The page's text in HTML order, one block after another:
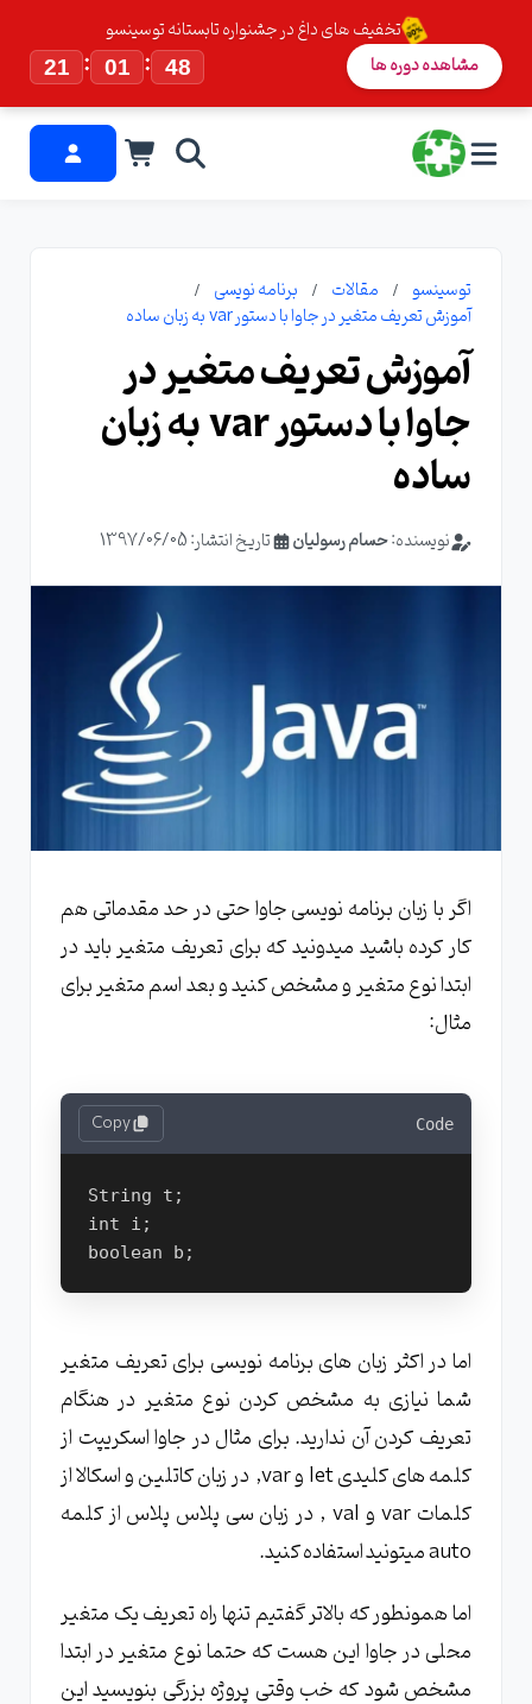
تخفیف های داغ در جشنواره تابستانه توسینسو
21
: 01 : 47 مشاهده دوره ها
توسینسو مقالات
برنامه نویسی
آموزش تعریف متغیر در جاوا با دستور var به زبان ساده
آموزش تعریف متغیر در
جاوا با دستور var به زبان
ساده
نویسنده:حسام رسولیان تاریخ انتشار: 1397/06/05
اگر با زبان برنامه نویسی جاوا حتی در حد مقدماتی هم
کار کرده باشید میدونید که برای تعریف متغیر باید در
ابتدا نوع متغیر و مشخص کنید و بعد اسم متغیر برای
مثال:
Code
Copy
String t;
int i;
اما در اکثر زبان های برنامه نویسی برای تعریف متغیر
شما نیازی به مشخص کردن نوع متغیر در هنگام
تعریف کردن آن ندارید. برای مثال در جاوا اسکریپت از
کلمه های کلیدی let و var, در زبان کاتلین و اسکالا از
کلمات var و val , در زبان سی پلاس پلاس از کلمه
auto میتونید استفاده کنید.
اما همونطور که بالاتر گفتیم تنها راه تعریف یک متغیر
محلی در جاوا این هست که حتما نوع متغیر در ابتدا
مشخص شود که خب وقتی پروژه بزرگی بنویسید این